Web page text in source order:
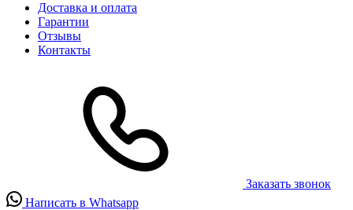
Доставка и оплата
Гарантии
Отзывы
Контакты
Заказать звонок
Написать в Whatsapp